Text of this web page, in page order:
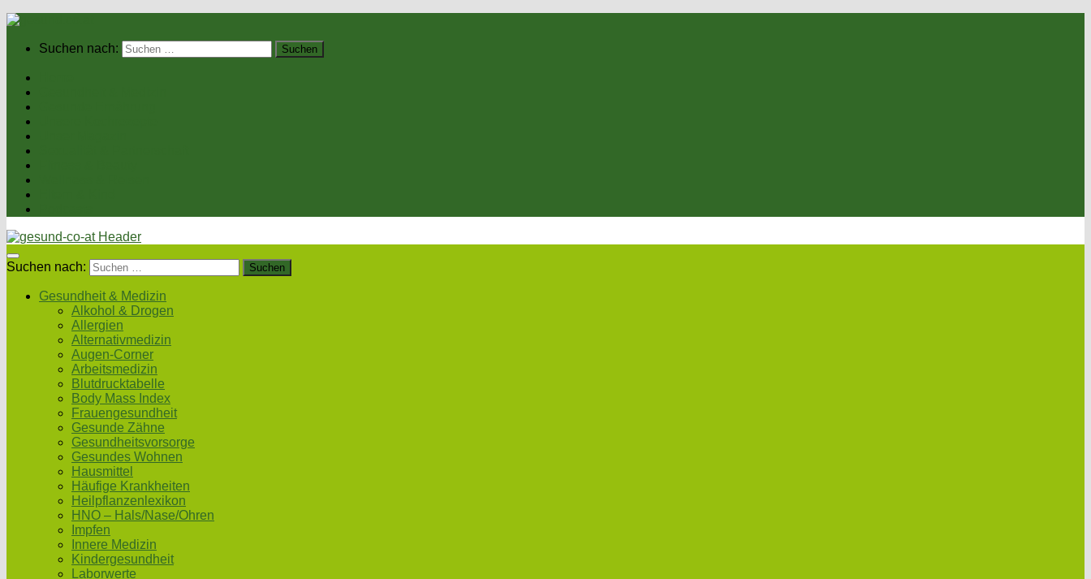
Suchen nach:
Suchen nach:
Gesundheit & Medizin
Alkohol & Drogen
Allergien
Alternativmedizin
Augen-Corner
Arbeitsmedizin
Blutdrucktabelle
Body Mass Index
Frauengesundheit
Gesunde Zähne
Gesundheitsvorsorge
Gesundes Wohnen
Hausmittel
Häufige Krankheiten
Heilpflanzenlexikon
HNO – Hals/Nase/Ohren
Impfen
Innere Medizin
Kindergesundheit
Laborwerte